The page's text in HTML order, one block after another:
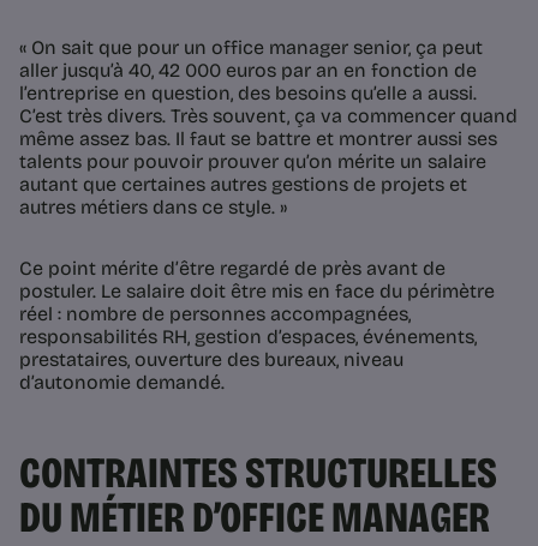
« On sait que pour un office manager senior, ça peut
aller jusqu’à 40, 42 000 euros par an en fonction de
l’entreprise en question, des besoins qu’elle a aussi.
C’est très divers. Très souvent, ça va commencer quand
même assez bas. Il faut se battre et montrer aussi ses
talents pour pouvoir prouver qu’on mérite un salaire
autant que certaines autres gestions de projets et
autres métiers dans ce style. »
Ce point mérite d’être regardé de près avant de
postuler. Le salaire doit être mis en face du périmètre
réel : nombre de personnes accompagnées,
responsabilités RH, gestion d’espaces, événements,
prestataires, ouverture des bureaux, niveau
d’autonomie demandé.
CONTRAINTES STRUCTURELLES
DU MÉTIER D’OFFICE MANAGER